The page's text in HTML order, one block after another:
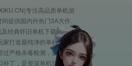
专注高品质单机游
提供国内外热门3A大作、
经典怀旧单机下载。XX游
家打造最纯净的单机游戏环
过严格杀毒检测，提供完整
补丁，是资深单机玩家必收